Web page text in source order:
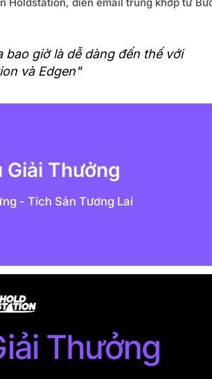
bao giờ là dễ dàng đến thế với
và Edgen"
Giải Thưởng
- Tích Sản Tương Lai